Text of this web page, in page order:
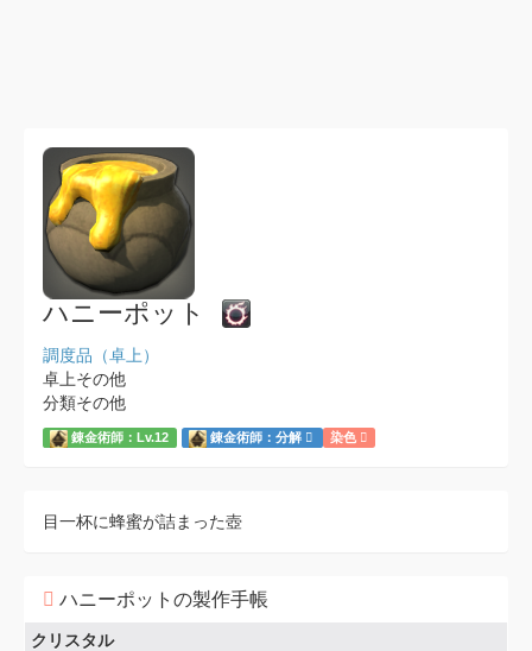
ハニーポット
調度品（卓上）
卓上その他
分類その他
錬金術師：Lv.12 錬金術師：分解 染色
目一杯に蜂蜜が詰まった壺
ハニーポットの製作手帳
クリスタル